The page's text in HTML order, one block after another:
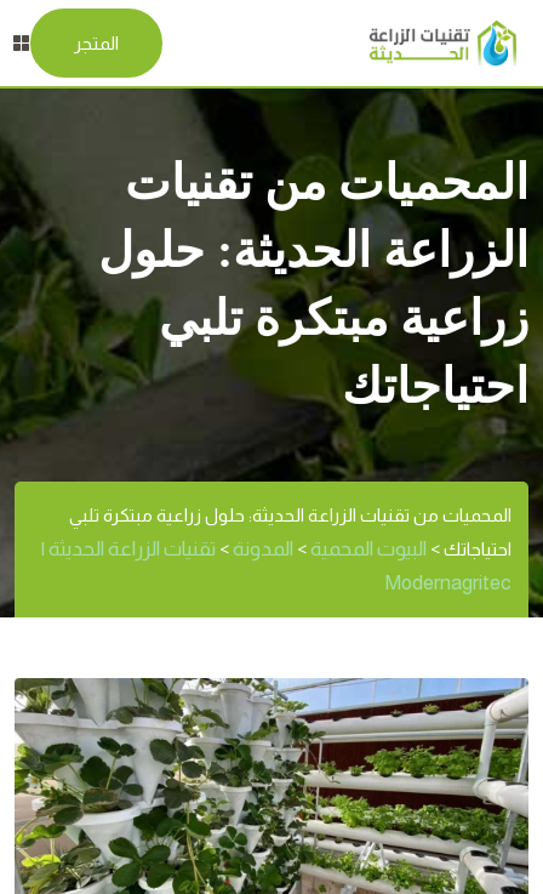
المتجر
المحميات من تقنيات
الزراعة الحديثة: حلول
زراعية مبتكرة تلبي
احتياجاتك
المحميات من تقنيات الزراعة الحديثة: حلول زراعية مبتكرة تلبي
احتياجاتك> البيوت المحمية> المدونة> تقنيات الزراعة الحديثة |
Modernagritec